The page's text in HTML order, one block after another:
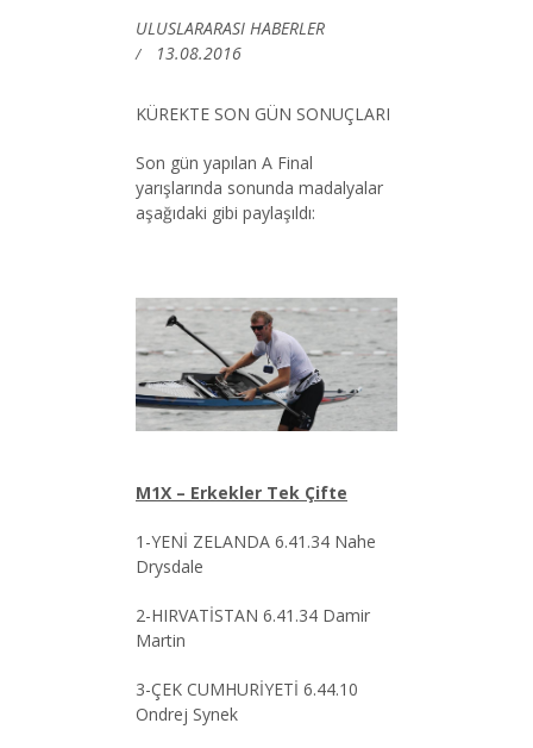
ULUSLARARASI HABERLER
13.08.2016
KÜREKTE SON GÜN SONUÇLARI
Son gün yapılan A Final
yarışlarında sonunda madalyalar
aşağıdaki gibi paylaşıldı:
M1X – Erkekler Tek Çifte
1-YENİ ZELANDA 6.41.34 Nahe
Drysdale
2-HIRVATİSTAN 6.41.34 Damir
Martin
3-ÇEK CUMHURİYETİ 6.44.10
Ondrej Synek